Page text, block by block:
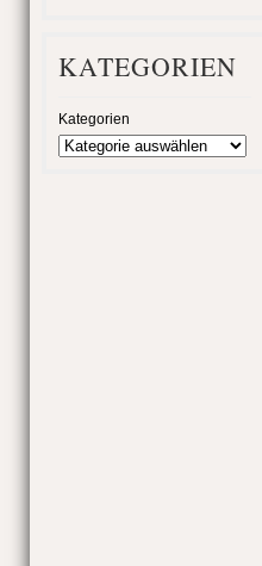
KATEGORIEN
Kategorien